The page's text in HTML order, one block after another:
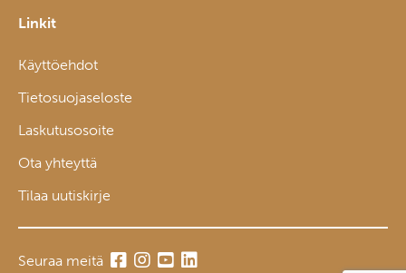
Linkit
Käyttöehdot
Tietosuojaseloste
Laskutusosoite
Ota yhteyttä
Tilaa uutiskirje
Seuraa meitä